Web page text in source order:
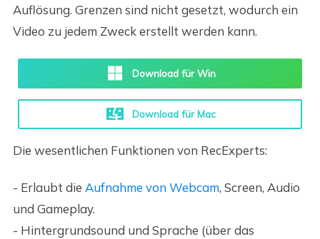
Auflösung. Grenzen sind nicht gesetzt, wodurch ein
Video zu jedem Zweck erstellt werden kann.
Download für Win
Download für Mac
Die wesentlichen Funktionen von RecExperts:
- Erlaubt die Aufnahme von Webcam, Screen, Audio
und Gameplay.
- Hintergrundsound und Sprache (über das